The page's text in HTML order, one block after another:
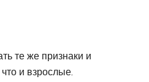
те же признаки и
и взрослые.